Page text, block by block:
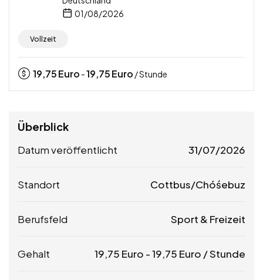
01/08/2026
Vollzeit
19,75Euro -19,75Euro / Stunde
Überblick
Datum veröffentlicht 31/07/2026
Standort Cottbus/Chóśebuz
Berufsfeld Sport & Freizeit
Gehalt 19,75 Euro -19,75 Euro / Stunde